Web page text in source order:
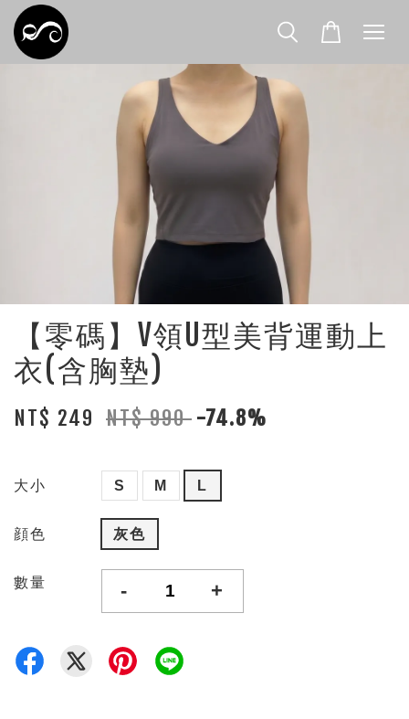
【零碼】V領U型美背運動上
衣(含胸墊)
NT$ 249 NT$ 990 -74.8%
大小 S M L
顔色 灰色
數量 - +